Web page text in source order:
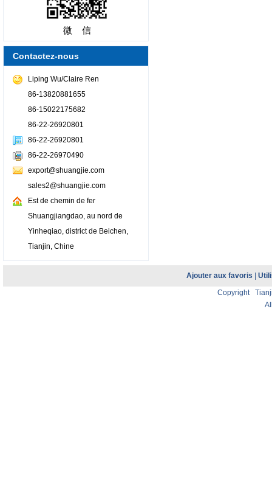
微 信
Contactez-nous
Liping Wu/Claire Ren
86-13820881655
86-15022175682
86-22-26920801
86-22-26920801
86-22-26970490
export@shuangjie.com
sales2@shuangjie.com
Est de chemin de fer
Shuangjiangdao, au nord de
Yinheqiao, district de Beichen,
Tianjin, Chine
Ajouter aux favoris
Copyright